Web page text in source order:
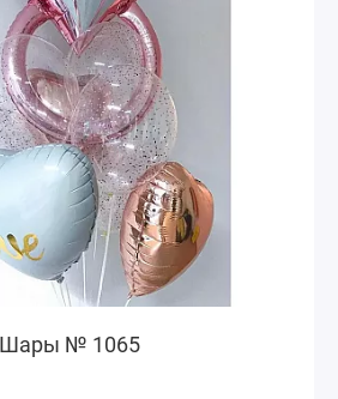
Шары № 1065